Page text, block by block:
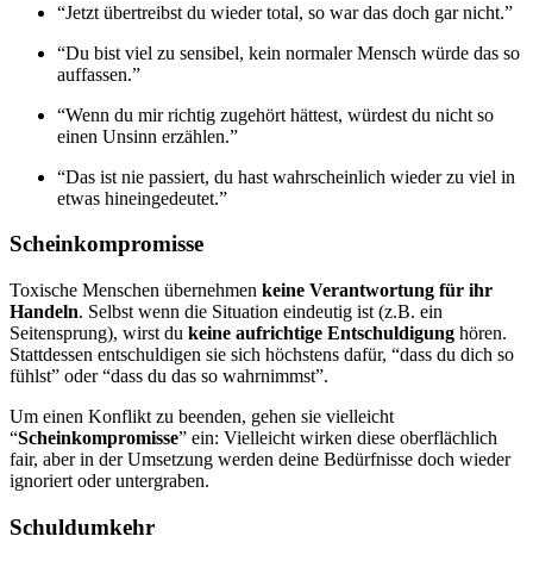
“Jetzt übertreibst du wieder total, so war das doch gar nicht.”
“Du bist viel zu sensibel, kein normaler Mensch würde das so
auffassen.”
“Wenn du mir richtig zugehört hättest, würdest du nicht so
einen Unsinn erzählen.”
“Das ist nie passiert, du hast wahrscheinlich wieder zu viel in
etwas hineingedeutet.”
Scheinkompromisse
Toxische Menschen übernehmen keine Verantwortung für ihr
Handeln. Selbst wenn die Situation eindeutig ist (z.B. ein
Seitensprung), wirst du keine aufrichtige Entschuldigung hören.
Stattdessen entschuldigen sie sich höchstens dafür, “dass du dich so
fühlst” oder “dass du das so wahrnimmst”.
Um einen Konflikt zu beenden, gehen sie vielleicht
“Scheinkompromisse” ein: Vielleicht wirken diese oberflächlich
fair, aber in der Umsetzung werden deine Bedürfnisse doch wieder
ignoriert oder untergraben.
Schuldumkehr